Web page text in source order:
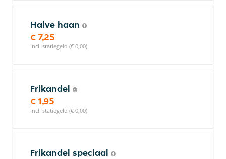
Halve haan
€ 7,25
incl. statiegeld (€ 0,00)
Frikandel
€ 1,95
incl. statiegeld (€ 0,00)
Frikandel speciaal